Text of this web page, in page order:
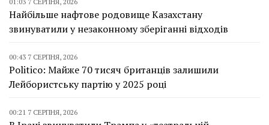
Найбільше нафтове родовище Казахстану
звинуватили у незаконному зберіганні відходів
00:43 7 СЕРПНЯ, 2026
Politico: Майже 70 тисяч британців залишили
Лейбористську партію у 2025 році
00:21 7 СЕРПНЯ, 2026